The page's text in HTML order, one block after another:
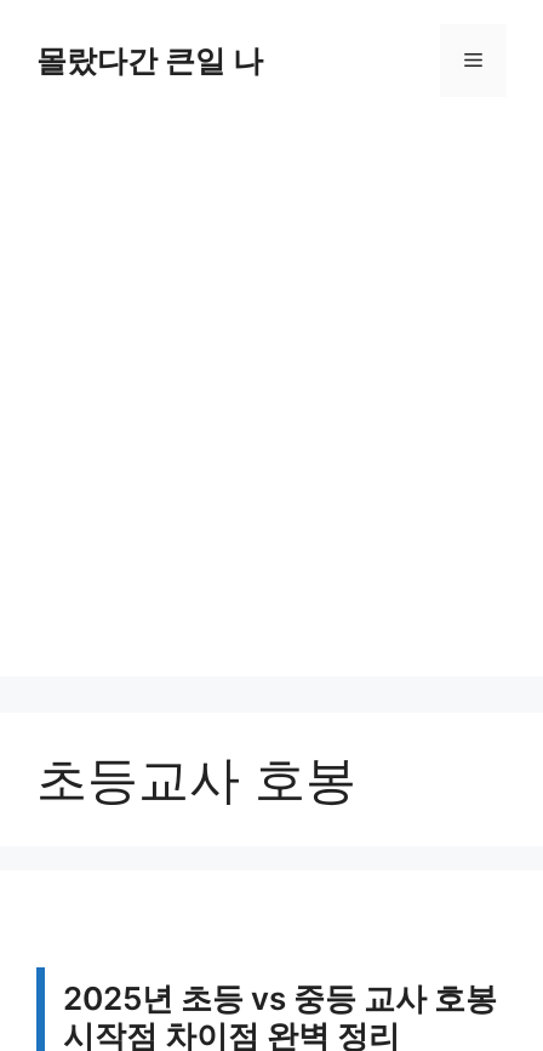
몰랐다간 큰일 나 메
초등교사 호봉
2025년 초등 vs 중등 교사 호봉
시작점 차이점 완벽 정리